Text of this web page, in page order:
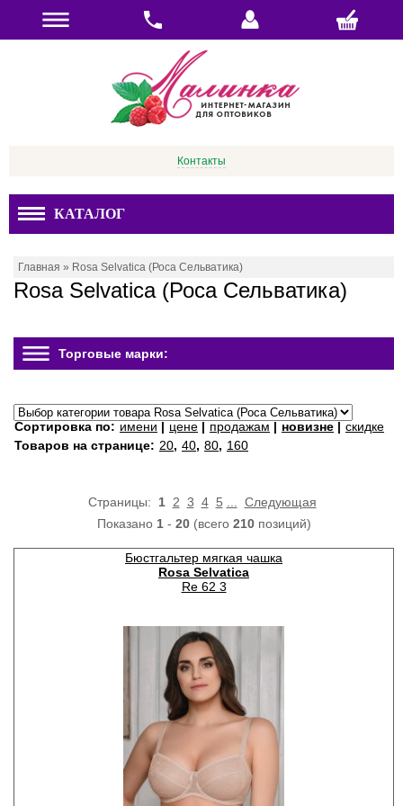
Контакты
КАТАЛОГ
Главная » Rosa Selvatica (Роса Сельватика)
Rosa Selvatica (Роса Сельватика)
Торговые марки:
Сортировка по: имени | цене | продажам | новизне | скидке
Товаров на странице: 20, 40, 80, 160
Страницы: 1 2 3 4 5
Следующая
Показано 1- 20(всего 210позиций)
Бюстгальтер мягкая чашка
Rosa Selvatica
Re 62 3